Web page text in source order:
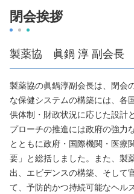
閉会挨拶
製薬協 眞鍋 淳 副会長
製薬協の眞鍋淳副会長は、閉会
な保健システムの構築には、各
供体制・財政状況に応じた設計
プローチの推進には政府の強力
とともに政府・国際機関・医療
要」と総括しました。また、製
出、エビデンスの構築、そして
て、予防的かつ持続可能なヘル